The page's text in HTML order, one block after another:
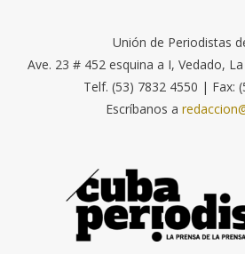
Unión de Periodistas
Ave. 23 # 452 esquina a I, Vedado,
Telf. (53) 7832 4550 | Fax:
Escríbanos a